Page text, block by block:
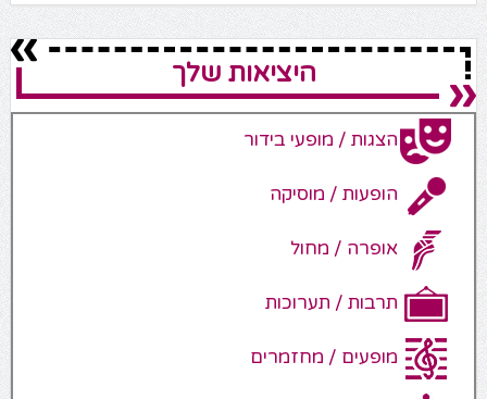
היציאות שלך
הצגות / מופעי בידור
הופעות / מוסיקה
אופרה / מחול
תרבות / תערוכות
מופעים / מחזמרים